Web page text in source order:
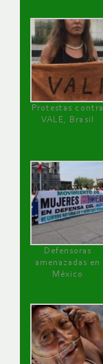
Protestas contra
VALE, Brasil
Defensoras
amenazadas en
México